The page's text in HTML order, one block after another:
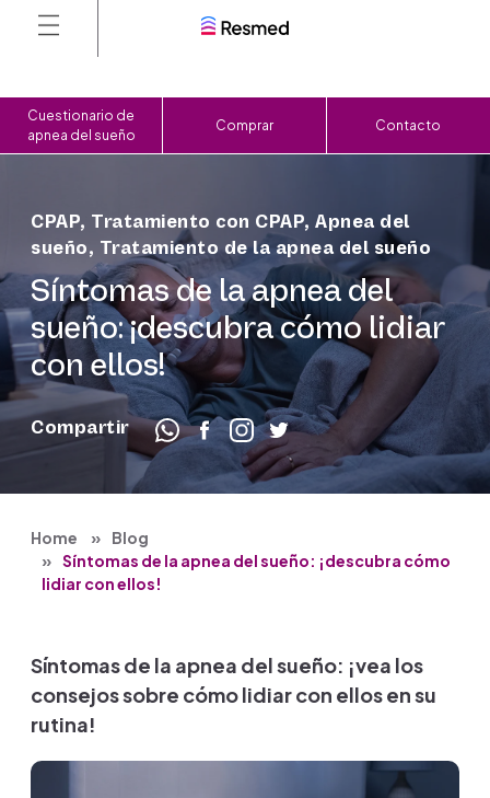
Cuestionario de
apnea del sueño
Comprar Contacto
CPAP, Tratamiento con CPAP, Apnea del
sueño, Tratamiento de la apnea del sueño
Síntomas de la apnea del
sueño: ¡descubra cómo lidiar
con ellos!
Compartir
Home
Blog
Síntomas de la apnea del sueño: ¡descubra cómo
lidiar con ellos!
Síntomas de la apnea del sueño: ¡vea los
consejos sobre cómo lidiar con ellos en su
rutina!